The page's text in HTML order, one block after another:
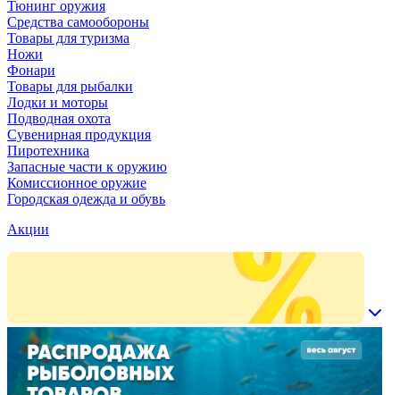
Тюнинг оружия
Средства самообороны
Товары для туризма
Ножи
Фонари
Товары для рыбалки
Лодки и моторы
Подводная охота
Сувенирная продукция
Пиротехника
Запасные части к оружию
Комиссионное оружие
Городская одежда и обувь
Акции